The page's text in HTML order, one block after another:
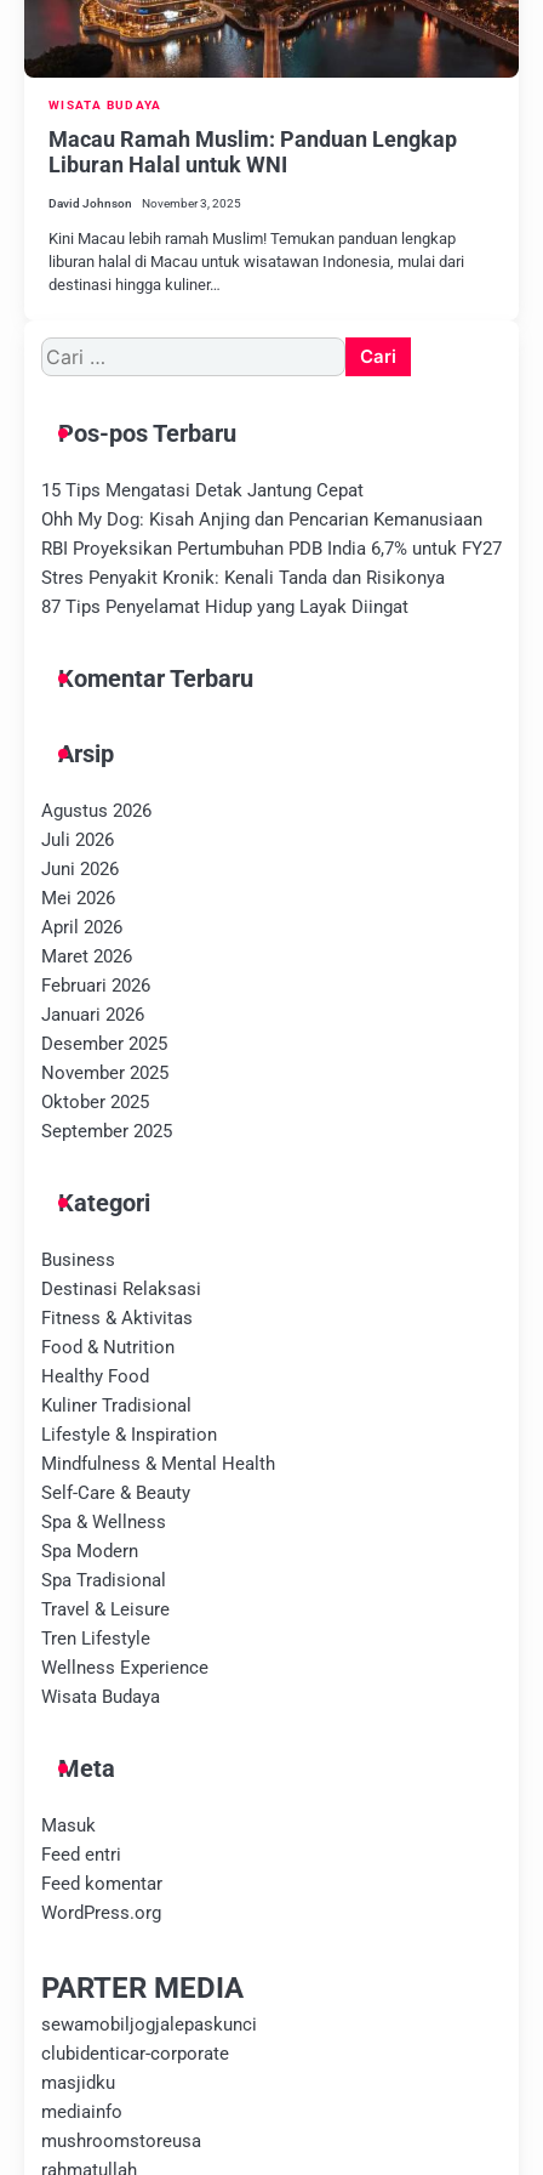
WISATA BUDAYA
Macau Ramah Muslim: Panduan Lengkap
Liburan Halal untuk WNI
David Johnson November 3, 2025
Kini Macau lebih ramah Muslim! Temukan panduan lengkap
liburan halal di Macau untuk wisatawan Indonesia, mulai dari
destinasi hingga kuliner…
Cari
untuk:
Pos-pos Terbaru
15 Tips Mengatasi Detak Jantung Cepat
Ohh My Dog: Kisah Anjing dan Pencarian Kemanusiaan
RBI Proyeksikan Pertumbuhan PDB India 6,7% untuk FY27
Stres Penyakit Kronik: Kenali Tanda dan Risikonya
87 Tips Penyelamat Hidup yang Layak Diingat
Komentar Terbaru
Arsip
Agustus 2026
Juli 2026
Juni 2026
Mei 2026
April 2026
Maret 2026
Februari 2026
Januari 2026
Desember 2025
November 2025
Oktober 2025
September 2025
Kategori
Business
Destinasi Relaksasi
Fitness & Aktivitas
Food & Nutrition
Healthy Food
Kuliner Tradisional
Lifestyle & Inspiration
Mindfulness & Mental Health
Self-Care & Beauty
Spa & Wellness
Spa Modern
Spa Tradisional
Travel & Leisure
Tren Lifestyle
Wellness Experience
Wisata Budaya
Meta
Masuk
Feed entri
Feed komentar
WordPress.org
PARTER MEDIA
sewamobiljogjalepaskunci
clubidenticar-corporate
masjidku
mediainfo
mushroomstoreusa
rahmatullah